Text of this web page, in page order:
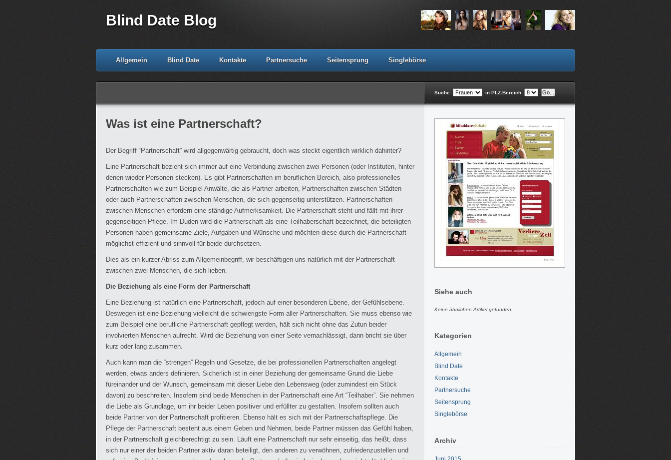
Blind Date Blog
Allgemein Blind Date Kontakte Partnersuche Seitensprung Singlebörse
Suche in PLZ-Bereich
Was ist eine Partnerschaft?
Der Begriff “Partnerschaft” wird allgegenwärtig gebraucht, doch was steckt eigentlich wirklich dahinter?
Eine Partnerschaft bezieht sich immer auf eine Verbindung zwischen zwei Personen (oder Instituten, hinter
denen wieder Personen stecken). Es gibt Partnerschaften im beruflichen Bereich, also professionelles
Partnerschaften wie zum Beispiel Anwälte, die als Partner arbeiten, Partnerschaften zwischen Städten
oder auch Partnerschaften zwischen Menschen, die sich gegenseitig unterstützen. Partnerschaften
zwischen Menschen erfordern eine ständige Aufmerksamkeit. Die Partnerschaft steht und fällt mit ihrer
gegenseitigen Pflege. Im Duden wird die Partnerschaft als eine Teilhaberschaft bezeichnet, die beteiligten
Personen haben gemeinsame Ziele, Aufgaben und Wünsche und möchten diese durch die Partnerschaft
möglichst effizient und sinnvoll für beide durchsetzen.
Dies als ein kurzer Abriss zum Allgemeinbegriff, wir beschäftigen uns natürlich mit der Partnerschaft
zwischen zwei Menschen, die sich lieben.
Die Beziehung als eine Form der Partnerschaft
Eine Beziehung ist natürlich eine Partnerschaft, jedoch auf einer besonderen Ebene, der Gefühlsebene.
Deswegen ist eine Beziehung vielleicht die schwierigste Form aller Partnerschaften. Sie muss ebenso wie
zum Beispiel eine berufliche Partnerschaft gepflegt werden, hält sich nicht ohne das Zutun beider
involvierten Menschen aufrecht. Wird die Beziehung von einer Seite vernachlässigt, dann bricht sie über
kurz oder lang zusammen.
Auch kann man die “strengen” Regeln und Gesetze, die bei professionellen Partnerschaften angelegt
werden, etwas anders definieren. Sicherlich ist in einer Beziehung der gemeinsame Grund die Liebe
füreinander und der Wunsch, gemeinsam mit dieser Liebe den Lebensweg (oder zumindest ein Stück
davon) zu beschreiten. Insofern sind beide Menschen in der Partnerschaft eine Art “Teilhaber”. Sie nehmen
die Liebe als Grundlage, um ihr beider Leben positiver und erfüllter zu gestalten. Insofern sollten auch
beide Partner von der Partnerschaft profitieren. Ebenso hält es sich mit der Partnerschaftspflege. Die
Pflege der Partnerschaft besteht aus einem Geben und Nehmen, beide Partner müssen das Gefühl haben,
in der Partnerschaft gleichberechtigt zu sein. Läuft eine Partnerschaft nur sehr einseitig, das heißt, dass
sich nur einer der beiden Partner aktiv daran beteiligt, den anderen zu verwöhnen, zufriedenzustellen und
Siehe auch
Keine ähnlichen Artikel gefunden.
Kategorien
Allgemein
Blind Date
Kontakte
Partnersuche
Seitensprung
Singlebörse
Archiv